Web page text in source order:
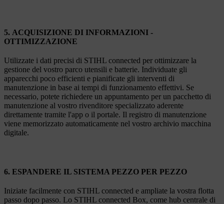
5. ACQUISIZIONE DI INFORMAZIONI -
OTTIMIZZAZIONE
Utilizzate i dati precisi di STIHL connected per ottimizzare la
gestione del vostro parco utensili e batterie. Individuate gli
apparecchi poco efficienti e pianificate gli interventi di
manutenzione in base ai tempi di funzionamento effettivi. Se
necessario, potete richiedere un appuntamento per un pacchetto di
manutenzione al vostro rivenditore specializzato aderente
direttamente tramite l'app o il portale. Il registro di manutenzione
viene memorizzato automaticamente nel vostro archivio macchina
digitale.
6. ESPANDERE IL SISTEMA PEZZO PER PEZZO
Iniziate facilmente con STIHL connected e ampliate la vostra flotta
passo dopo passo. Lo STIHL connected Box, come hub centrale di